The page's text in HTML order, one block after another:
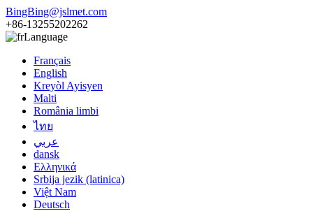
BingBing@jslmet.com
+86-13255202262
Language
Français
English
Kreyòl Ayisyen
Malti
România limbi
ไทย
عربي
dansk
Ελληνικά
Srbija jezik (latinica)
Việt Nam
Deutsch